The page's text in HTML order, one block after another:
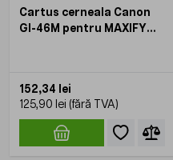
Cartus cerneala Canon
GI-46M pentru MAXIFY
152,34 lei
125,90 lei